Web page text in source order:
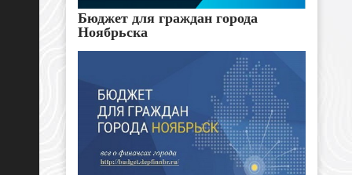
Бюджет для граждан города
Ноябрьска